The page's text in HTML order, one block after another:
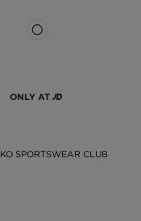
ONLY AT
SPORTSWEAR CLUB